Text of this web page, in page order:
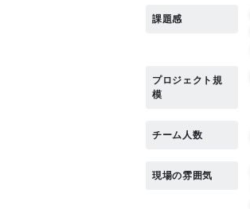
課題感
プロジェクト規
模
チーム人数
現場の雰囲気